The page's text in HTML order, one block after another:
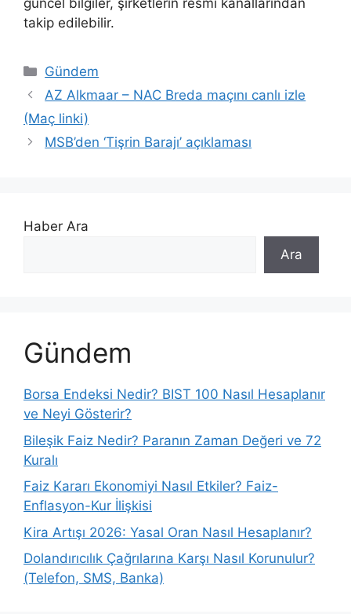
güncel bilgiler, şirketlerin resmi kanallarından
takip edilebilir.
Kategoriler
Gündem
AZ Alkmaar – NAC Breda maçını canlı izle
(Maç linki)
MSB’den ‘Tişrin Barajı’ açıklaması
Haber Ara
Ara
Gündem
Borsa Endeksi Nedir? BIST 100 Nasıl Hesaplanır
ve Neyi Gösterir?
Bileşik Faiz Nedir? Paranın Zaman Değeri ve 72
Kuralı
Faiz Kararı Ekonomiyi Nasıl Etkiler? Faiz-
Enflasyon-Kur İlişkisi
Kira Artışı 2026: Yasal Oran Nasıl Hesaplanır?
Dolandırıcılık Çağrılarına Karşı Nasıl Korunulur?
(Telefon, SMS, Banka)